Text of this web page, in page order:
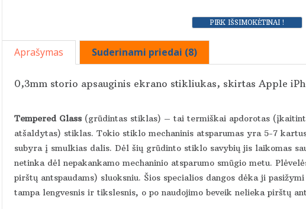
Aprašymas Suderinami priedai (8)
0,3mm storio apsauginis ekrano stikliukas, skirtas Apple
Tempered Glass (grūdintas stiklas) – tai termiškai apdorotas
atšaldytas) stiklas. Tokio stiklo mechaninis atsparumas yra 5-7
subyra į smulkias dalis. Dėl šių grūdinto stiklo savybių jis laikomas
netinka dėl nepakankamo mechaninio atsparumo smūgio metu.
pirštų antspaudams) sluoksniu. Šios specialios dangos dėka ji
tampa lengvesnis ir tikslesnis, o po naudojimo beveik nelieka pirštų